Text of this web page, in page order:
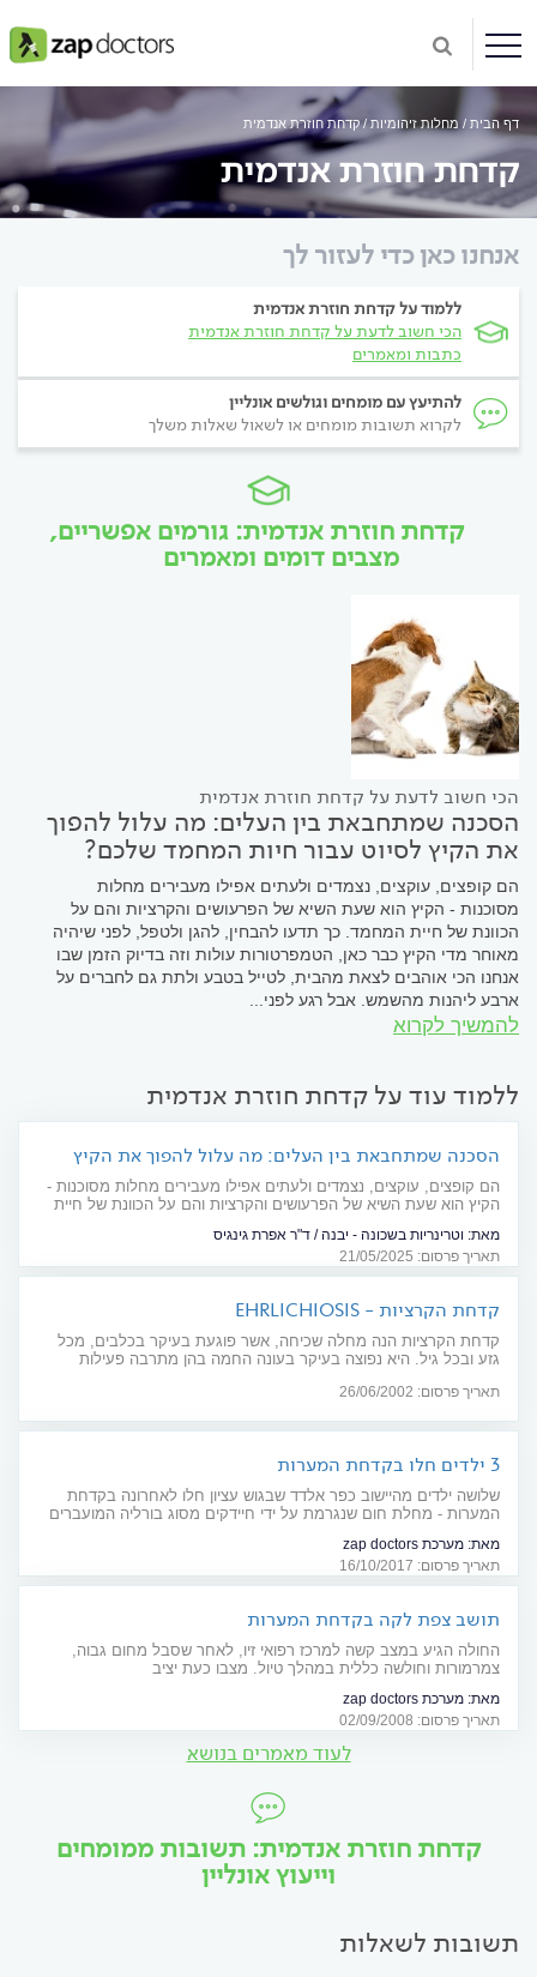
דף הבית מחלות זיהומיות קדחת חוזרת אנדמית
קדחת חוזרת אנדמית
אנחנו כאן כדי לעזור לך
ללמוד על קדחת חוזרת אנדמית
הכי חשוב לדעת על קדחת חוזרת אנדמית
כתבות ומאמרים
להתיעץ עם מומחים וגולשים אונליין
לקרוא תשובות מומחים או לשאול שאלות משלך
קדחת חוזרת אנדמית: גורמים אפשריים,
מצבים דומים ומאמרים
הכי חשוב לדעת על קדחת חוזרת אנדמית
הסכנה שמתחבאת בין העלים: מה עלול להפוך
את הקיץ לסיוט עבור חיות המחמד שלכם?
הם קופצים, עוקצים, נצמדים ולעתים אפילו מעבירים מחלות
מסוכנות - הקיץ הוא שעת השיא של הפרעושים והקרציות והם על
הכוונת של חיית המחמד. כך תדעו להבחין, להגן ולטפל, לפני שיהיה
מאוחר מדי הקיץ כבר כאן, הטמפרטורות עולות וזה בדיוק הזמן שבו
אנחנו הכי אוהבים לצאת מהבית, לטייל בטבע ולתת גם לחברים על
ארבע ליהנות מהשמש. אבל רגע לפני...
להמשיך לקרוא
ללמוד עוד על קדחת חוזרת אנדמית
הסכנה שמתחבאת בין העלים: מה עלול להפוך את הקיץ
לסיוט עבור חיות המחמד שלכם?
הם קופצים, עוקצים, נצמדים ולעתים אפילו מעבירים מחלות מסוכנות -
הקיץ הוא שעת השיא של הפרעושים והקרציות והם על הכוונת של חיית
מאת: וטרינריות בשכונה - יבנה / ד"ר אפרת גינגיס
תאריך פרסום: 21/05/2025
קדחת הקרציות - EHRLICHIOSIS
קדחת הקרציות הנה מחלה שכיחה, אשר פוגעת בעיקר בכלבים, מכל
גזע ובכל גיל. היא נפוצה בעיקר בעונה החמה בהן מתרבה פעילות
תאריך פרסום: 26/06/2002
3 ילדים חלו בקדחת המערות
שלושה ילדים מהיישוב כפר אלדד שבגוש עציון חלו לאחרונה בקדחת
המערות - מחלת חום שנגרמת על ידי חיידקים מסוג בורליה המועברים
מאת: מערכת zap doctors
תאריך פרסום: 16/10/2017
תושב צפת לקה בקדחת המערות
החולה הגיע במצב קשה למרכז רפואי זיו, לאחר שסבל מחום גבוה,
צמרמורות וחולשה כללית במהלך טיול. מצבו כעת יציב
מאת: מערכת zap doctors
תאריך פרסום: 02/09/2008
לעוד מאמרים בנושא
קדחת חוזרת אנדמית: תשובות ממומחים
וייעוץ אונליין
תשובות לשאלות